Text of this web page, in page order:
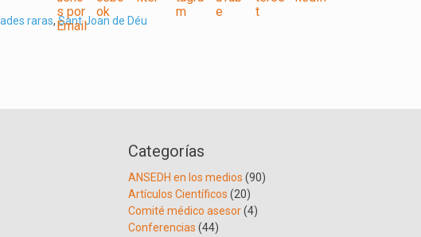
raras,Sant Joan de Déu
Categorías
ANSEDH en los medios (90)
Artículos Científicos (20)
Comité médico asesor(4)
Conferencias (44)